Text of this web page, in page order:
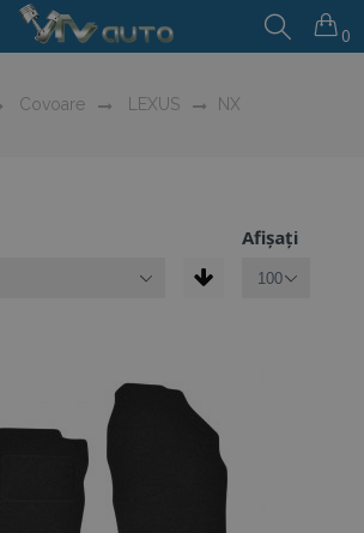
0
Covoare LEXUS NX
Afișați